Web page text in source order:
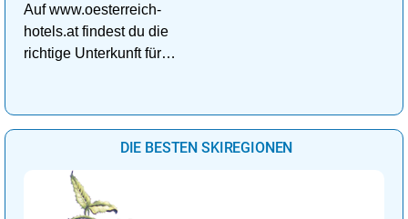
Auf www.oesterreich-
hotels.at findest du die
richtige Unterkunft für
DIE BESTEN SKIREGIONEN